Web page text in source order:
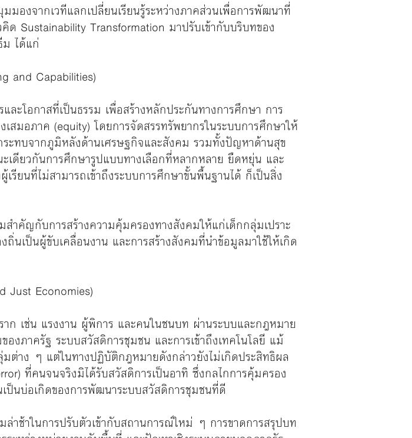
องจากเวทีแลกเปลี่ยนเรียนรู้ระหว่างภาคส่วนเพื่อการพัฒนาที่
Sustainability Transformation มาปรับเข้ากับบริบทของ
ม ได้แก่
and Capabilities)
ะโอกาสที่เป็นธรรม เพื่อสร้างหลักประกันทางการศึกษา การ
สมอภาค (equity) โดยการจัดสรรทรัพยากรในระบบการศึกษาให้
ะทบจากภูมิหลังด้านเศรษฐกิจและสังคม รวมทั้งปัญหาด้านสุข
เดียวกันการศึกษารูปแบบทางเลือกที่หลากหลาย ยืดหยุ่น และ
ยนที่ไม่สามารถเข้าถึงระบบการศึกษาขั้นพื้นฐานได้ ก็เป็นสิ่ง
สําคัญกับการสร้างความคุ้มครองทางสังคมให้แก่เด็กกลุ่มเปราะ
นเป็นผู้ขับเคลื่อนงาน และการสร้างสังคมที่นําข้อมูลมาใช้ให้เกิด
Just Economies)
ก เช่น แรงงาน ผู้พิการ และคนในชนบท ผ่านระบบและกฎหมาย
งภาครัฐ ระบบสวัสดิการชุมชน และการเข้าถึงเทคโนโลยี แม้
าง ๆ แต่ในทางปฏิบัติกฎหมายดังกล่าวยังไม่เกิดประสิทธิผล
ที่คนจนจริงมิได้รับสวัสดิการเป็นอาทิ ซึ่งกลไกการคุ้มครอง
ป็นบ่อเกิดของการพัฒนาระบบสวัสดิการชุมชนที่ดี
าช้าในการปรับตัวเข้ากับสถานการณ์ใหม่ ๆ การขาดการสรุปบท